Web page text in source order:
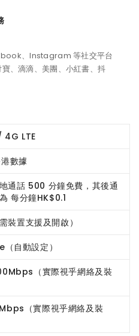
、Instagram 等社交平台
、滴滴、美團、小紅書、抖
LTE
數據
通話 500 分鐘免費，其後通
每分鐘HK$0.1
裝置支援及開啟）
自動設定）
（實際視乎網絡及裝
（實際視乎網絡及裝